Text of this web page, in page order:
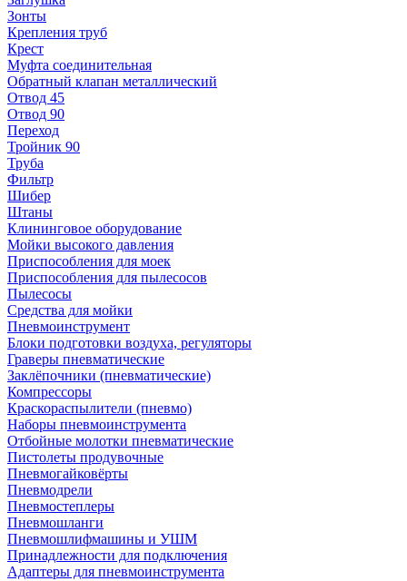
Зонты
Крепления труб
Крест
Муфта соединительная
Обратный клапан металлический
Отвод 45
Отвод 90
Переход
Тройник 90
Труба
Фильтр
Шибер
Штаны
Клининговое оборудование
Мойки высокого давления
Приспособления для моек
Приспособления для пылесосов
Пылесосы
Средства для мойки
Пневмоинструмент
Блоки подготовки воздуха, регуляторы
Граверы пневматические
Заклёпочники (пневматические)
Компрессоры
Краскораспылители (пневмо)
Наборы пневмоинструмента
Отбойные молотки пневматические
Пистолеты продувочные
Пневмогайковёрты
Пневмодрели
Пневмостеплеры
Пневмошланги
Пневмошлифмашины и УШМ
Принадлежности для подключения
Адаптеры для пневмоинструмента